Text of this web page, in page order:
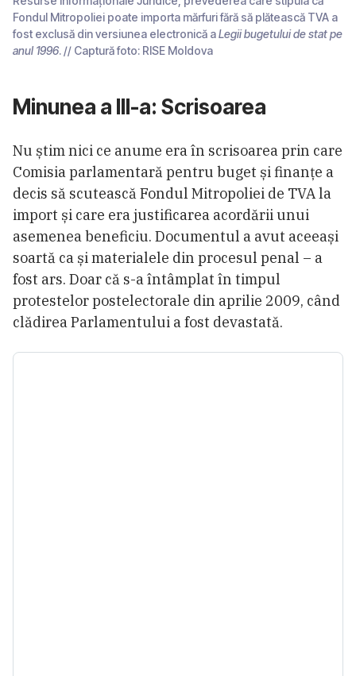
Fondul Mitropoliei poate importa mărfuri fără să plătească TVA a
fost exclusă din versiunea electronică aLegii bugetului de stat pe
anul 1996. // Captură foto: RISE Moldova
Minunea a III-a: Scrisoarea
Nu știm nici ce anume era în scrisoarea prin care
Comisia parlamentară pentru buget și finanțe a
decis să scutească Fondul Mitropoliei de TVA la
import și care era justificarea acordării unui
asemenea beneficiu. Documentul a avut aceeași
soartă ca și materialele din procesul penal – a
fost ars. Doar că s-a întâmplat în timpul
protestelor postelectorale din aprilie 2009, când
clădirea Parlamentului a fost devastată.